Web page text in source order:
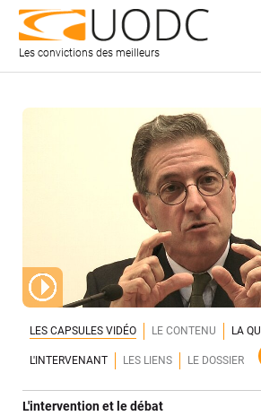
Les convictions des meilleurs
LES CAPSULES VIDÉO LE CONTENU LA
L'INTERVENANT LES LIENS LE DOSSIER
L'intervention et le débat